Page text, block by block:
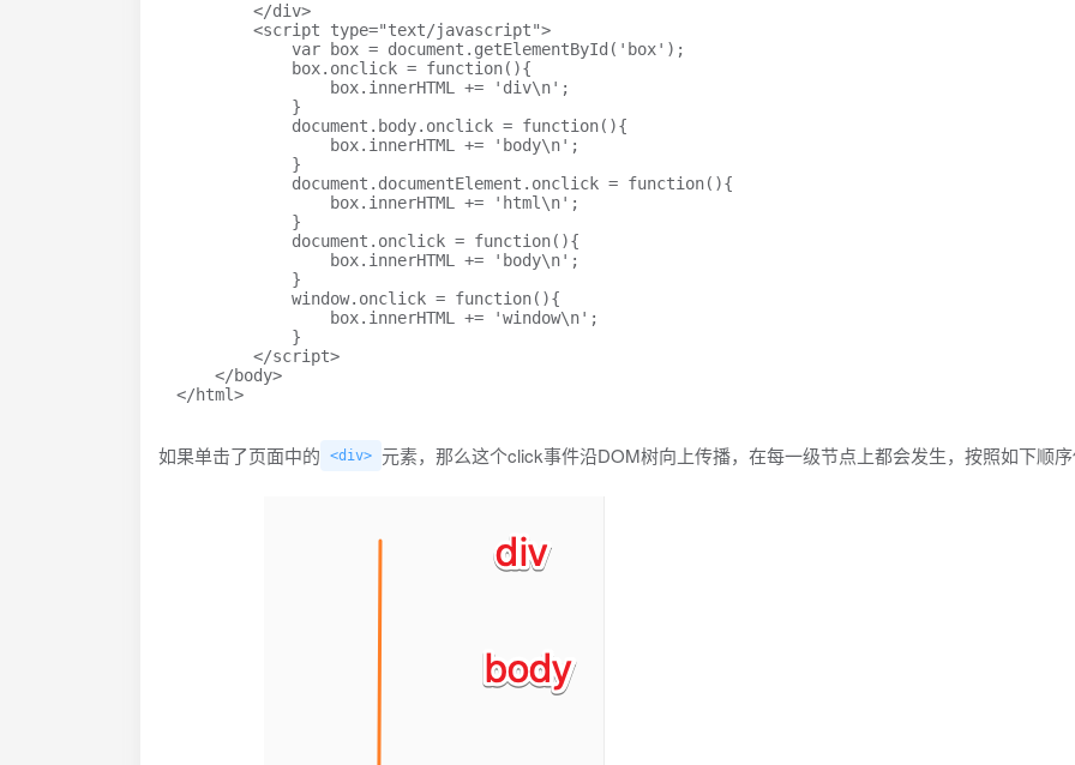
</div>
<script type="text/javascript">
var box = document . getElementById ( 'box' ) ;
            box
. onclick = function( ){
                box
. innerHTML += 'div\n' ;
}
document . body. onclick = function( ){
                box
. innerHTML += 'body\n' ;
}
document . documentElement . onclick = function( ){
                box
. innerHTML += 'html\n' ;
}
document . onclick = function( ){
                box
. innerHTML += 'body\n' ;
}
window. onclick = function( ){
                box
. innerHTML += 'window\n' ;
}
</script>
</body>
</html>
如果单击了页面中的 <div> 元素，那么这个click事件沿DOM树向上传播，在每一级节点上都会发生，按照如下顺